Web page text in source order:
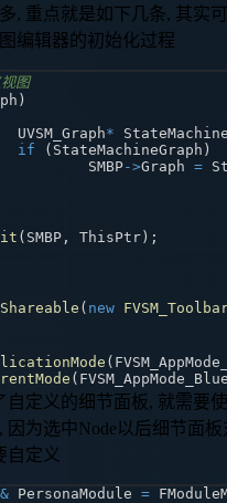
, 重点就是如下几条, 其实
编辑器的初始化过程
图
)
		UVSM_Graph
*
if
( StateMachineGraph )
			SMBP
->Graph =
( SMBP , ThisPtr) ;
( new
(
(
自定义的细节面板, 就需要
因为选中Node以后细节面板
自定义
& PersonaModule =